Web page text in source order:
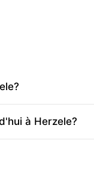
à Herzele?